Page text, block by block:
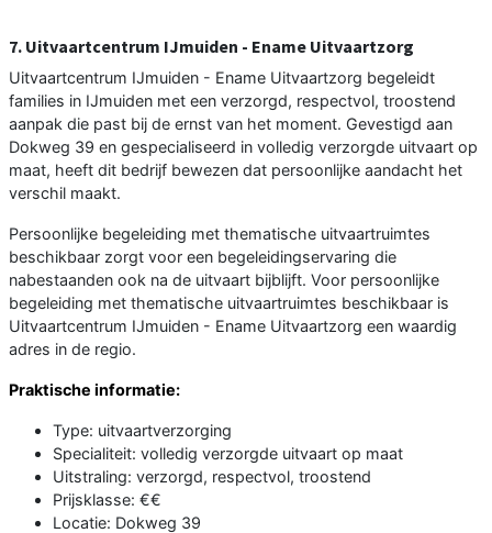
7. Uitvaartcentrum IJmuiden - Ename Uitvaartzorg
Uitvaartcentrum IJmuiden - Ename Uitvaartzorg begeleidt
families in IJmuiden met een verzorgd, respectvol, troostend
aanpak die past bij de ernst van het moment. Gevestigd aan
Dokweg 39 en gespecialiseerd in volledig verzorgde uitvaart op
maat, heeft dit bedrijf bewezen dat persoonlijke aandacht het
verschil maakt.
Persoonlijke begeleiding met thematische uitvaartruimtes
beschikbaar zorgt voor een begeleidingservaring die
nabestaanden ook na de uitvaart bijblijft. Voor persoonlijke
begeleiding met thematische uitvaartruimtes beschikbaar is
Uitvaartcentrum IJmuiden - Ename Uitvaartzorg een waardig
adres in de regio.
Praktische informatie:
Type: uitvaartverzorging
Specialiteit: volledig verzorgde uitvaart op maat
Uitstraling: verzorgd, respectvol, troostend
Prijsklasse: €€
Locatie: Dokweg 39